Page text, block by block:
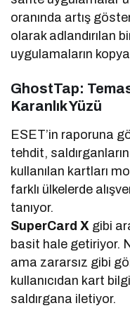
oranında artış
olarak adlandırılan
uygulamaların
GhostTap:
Karanlık Yüzü
ESET’in raporuna
tehdit,
kullanılan kartları
farklı ülkelerde
tanıyor.
SuperCard X gibi
basit hale getiriyor.
ama zararsız gibi
kullanıcıdan kart
saldırgana iletiyor.